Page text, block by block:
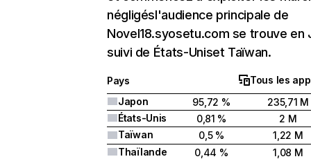
négligésl'audience principale de
Novel18.syosetu.com se trouve en
suivi de États-Uniset Taïwan.
Pays
Tous les
Japon
95,72 %
235,71 M
États-Unis
0,81 %
2 M
Taïwan
0,5 %
1,22 M
Thaïlande
0,44 %
1,08 M